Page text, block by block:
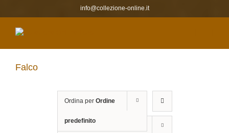
info@collezione-online.it
Falco
Ordina per Ordine
predefinito
Mostra